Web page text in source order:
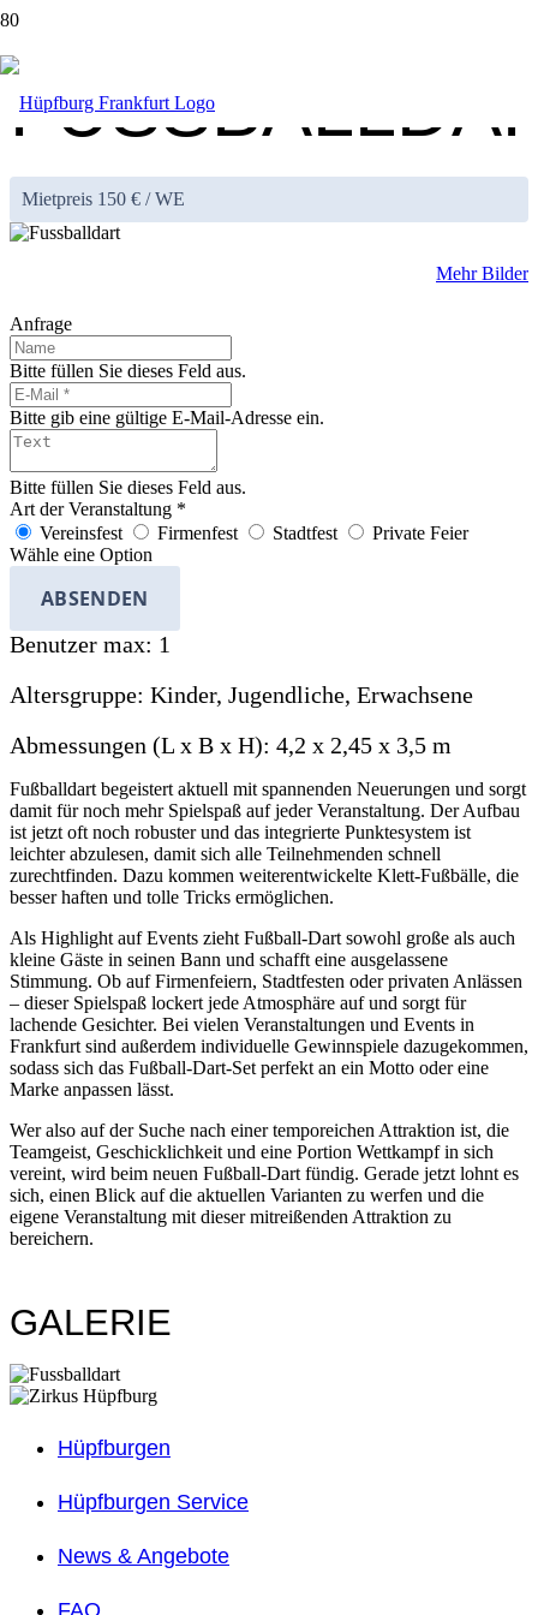
Mietpreis 150 € / WE
Mehr Bilder
Anfrage
Bitte füllen Sie dieses Feld aus.
Bitte gib eine gültige E-Mail-Adresse ein.
Bitte füllen Sie dieses Feld aus.
Art der Veranstaltung *
Vereinsfest
Firmenfest Stadtfest
Private Feier
Wähle eine Option
ABSENDEN
Benutzer max: 1
Altersgruppe: Kinder, Jugendliche, Erwachsene
Abmessungen (L x B x H): 4,2 x 2,45 x 3,5 m
Fußballdart begeistert aktuell mit spannenden Neuerungen und sorgt
damit für noch mehr Spielspaß auf jeder Veranstaltung. Der Aufbau
ist jetzt oft noch robuster und das integrierte Punktesystem ist
leichter abzulesen, damit sich alle Teilnehmenden schnell
zurechtfinden. Dazu kommen weiterentwickelte Klett-Fußbälle, die
besser haften und tolle Tricks ermöglichen.
Als Highlight auf Events zieht Fußball-Dart sowohl große als auch
kleine Gäste in seinen Bann und schafft eine ausgelassene
Stimmung. Ob auf Firmenfeiern, Stadtfesten oder privaten Anlässen
– dieser Spielspaß lockert jede Atmosphäre auf und sorgt für
lachende Gesichter. Bei vielen Veranstaltungen und Events in
Frankfurt sind außerdem individuelle Gewinnspiele dazugekommen,
sodass sich das Fußball-Dart-Set perfekt an ein Motto oder eine
Marke anpassen lässt.
Wer also auf der Suche nach einer temporeichen Attraktion ist, die
Teamgeist, Geschicklichkeit und eine Portion Wettkampf in sich
vereint, wird beim neuen Fußball-Dart fündig. Gerade jetzt lohnt es
sich, einen Blick auf die aktuellen Varianten zu werfen und die
eigene Veranstaltung mit dieser mitreißenden Attraktion zu
bereichern.
GALERIE
Hüpfburgen
Hüpfburgen Service
News & Angebote
FAQ